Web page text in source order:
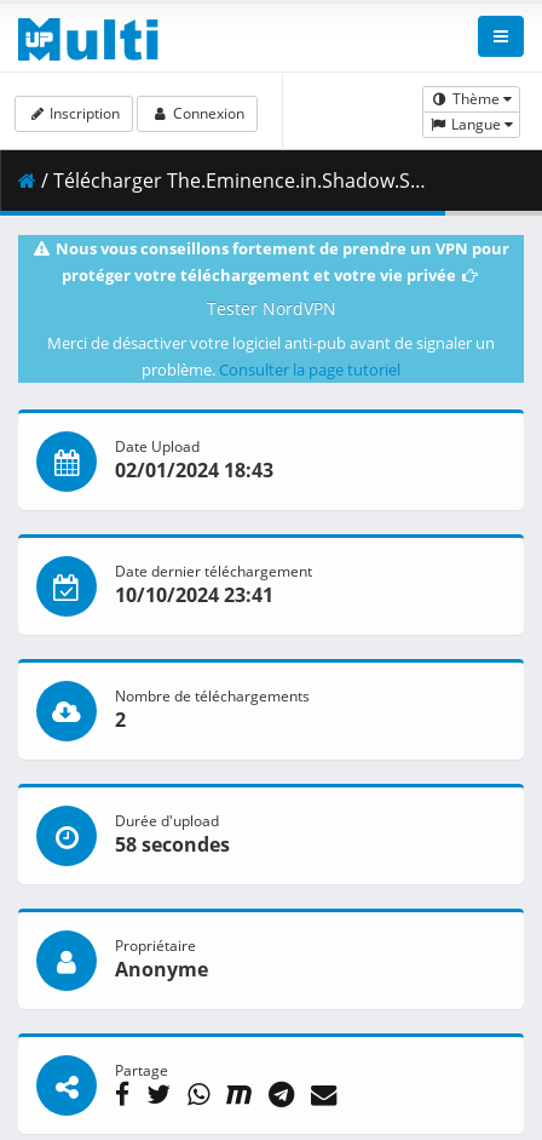
Thème
Langue
Inscription Connexion
/ Télécharger The.Eminence.in.Shadow.S02E03.1080p.NF.WEB-DL.DDP2.0.H.264-VARYG.mkv.002 ( 463.00 MB )
Nous vous conseillons fortement de prendre un VPN pour
protéger votre téléchargement et votre vie privée
Tester NordVPN
Merci de désactiver votre logiciel anti-pub avant de signaler un
problème. Consulter la page tutoriel
Date Upload
02/01/2024 18:43
Date dernier téléchargement
10/10/2024 23:41
Nombre de téléchargements
2
Durée d'upload
58 secondes
Propriétaire
Anonyme
Partage